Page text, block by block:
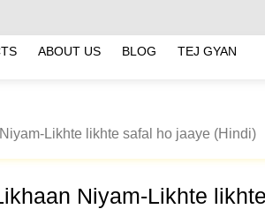
ABOUT US BLOG TEJ GYAN
Likhte likhte safal ho jaaye (Hindi)
Niyam-Likhte